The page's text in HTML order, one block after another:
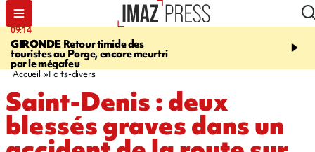
09:14
GIRONDE Retour timide des
touristes au Porge, encore meurtri
par le mégafeu
13:09
Des
font cinq morts en
Accueil Faits-divers
Saint-Denis : deux
blessés graves dans un